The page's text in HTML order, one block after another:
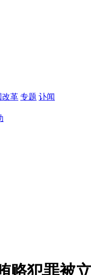
改革 专题 讣闻
赂犯罪被